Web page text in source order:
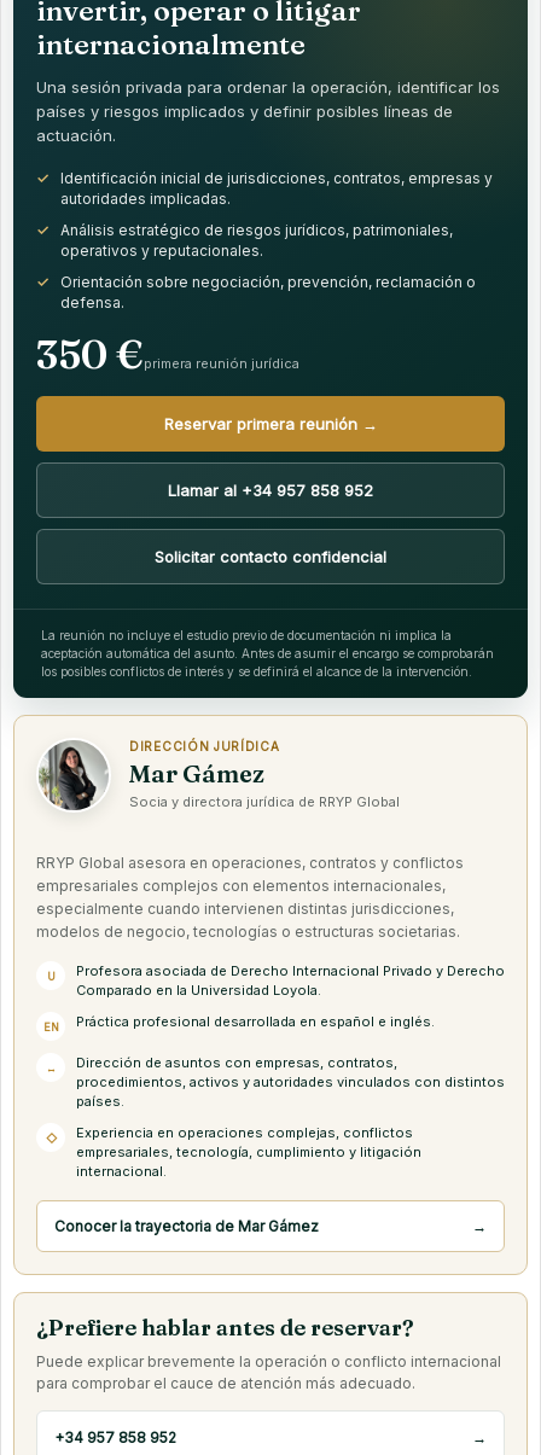
invertir, operar o litigar
internacionalmente
Una sesión privada para ordenar la operación, identificar los
países y riesgos implicados y definir posibles líneas de
actuación.
Identificación inicial de jurisdicciones, contratos, empresas y
autoridades implicadas.
Análisis estratégico de riesgos jurídicos, patrimoniales,
operativos y reputacionales.
Orientación sobre negociación, prevención, reclamación o
defensa.
350 €primera reunión jurídica
Reservar primera reunión →
Llamar al +34 957 858 952
Solicitar contacto confidencial
La reunión no incluye el estudio previo de documentación ni implica la
aceptación automática del asunto. Antes de asumir el encargo se comprobarán
los posibles conflictos de interés y se definirá el alcance de la intervención.
DIRECCIÓN JURÍDICA
Mar Gámez
Socia y directora jurídica de RRYP Global
RRYP Global asesora en operaciones, contratos y conflictos
empresariales complejos con elementos internacionales,
especialmente cuando intervienen distintas jurisdicciones,
modelos de negocio, tecnologías o estructuras societarias.
U
Profesora asociada de Derecho Internacional Privado y Derecho
Comparado en la Universidad Loyola.
EN Práctica profesional desarrollada en español e inglés.
↔
Dirección de asuntos con empresas, contratos,
procedimientos, activos y autoridades vinculados con distintos
países.
◇
Experiencia en operaciones complejas, conflictos
empresariales, tecnología, cumplimiento y litigación
internacional.
Conocer la trayectoria de Mar Gámez →
¿Prefiere hablar antes de reservar?
Puede explicar brevemente la operación o conflicto internacional
para comprobar el cauce de atención más adecuado.
+34 957 858 952 →